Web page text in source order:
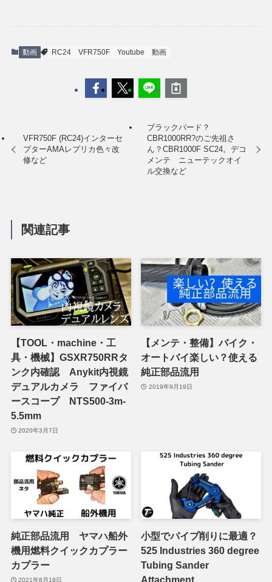
動画 RC24 VFR750F Youtube 動画
VFR750F (RC24)インターセ
プターAMAレプリカ色々改
修など
ブラックバード？
CBR1000RR?のご先祖さ
ん？CBR1000F SC24。デコ
メンテ ニューテックオイ
ル交換など
関連記事
【TOOL・machine・工
具・機械】GSXR750RRタ
ンク内確認 Anykit内視鏡
デュアルカメラ ファイバ
ースコープ NTS500-3m-
5.5mm
2020年3月7日
【メンテ・整備】バイク・
オートバイ楽しい？使える
純正部品流用
2019年9月19日
純正部品流用 ヤマハ船外
機用燃料クイックカプラー
カプラー
2021年8月19日
小型でパイプ削りに最適？
525 Industries 360 degree
Tubing Sander
Attachment